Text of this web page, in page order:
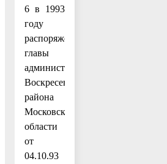
6 в 1993
году
распоряжением
главы
администрации
Воскресенского
района
Московской
области
от
04.10.93